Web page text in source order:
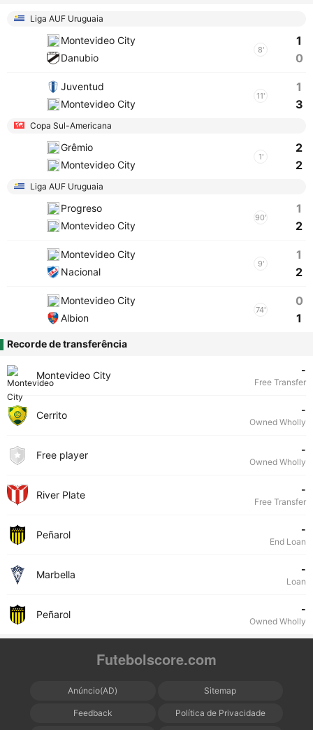
Liga AUF Uruguaia
Montevideo City
Danubio
8'
1
0
Juventud
Montevideo City
11'
1
3
Copa Sul-Americana
Grêmio
Montevideo City
1'
2
2
Liga AUF Uruguaia
Progreso
Montevideo City
90'
1
2
Montevideo City
Nacional
9'
1
2
Montevideo City
Albion
74'
0
1
Recorde de transferência
Montevideo City -
Free Transfer
Cerrito -
Owned Wholly
Free player -
Owned Wholly
River Plate -
Free Transfer
Peñarol -
End Loan
Marbella -
Loan
Peñarol -
Owned Wholly
Futebolscore.com
Anúncio(AD) Sitemap
Feedback Política de Privacidade